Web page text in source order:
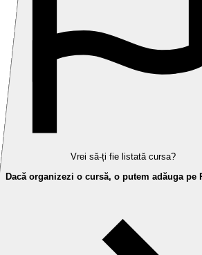
Vrei să-ți fie listată cursa?
Dacă organizezi o cursă, o putem adăuga pe